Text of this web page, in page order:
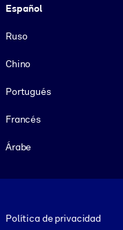
Español
Ruso
Chino
Portugués
Francés
Árabe
Política de privacidad